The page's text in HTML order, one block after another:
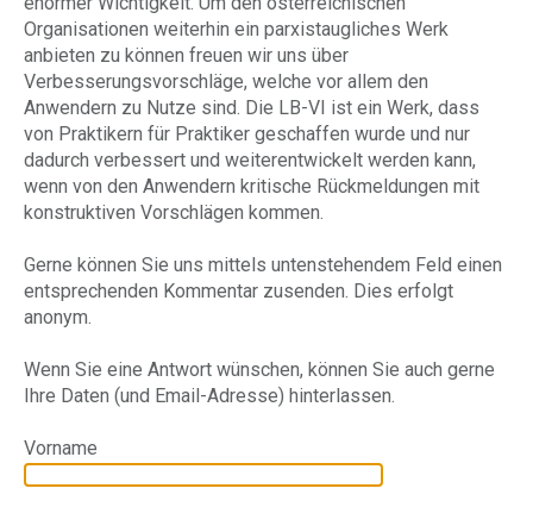
Organisationen weiterhin ein parxistaugliches Werk
anbieten zu können freuen wir uns über
Verbesserungsvorschläge, welche vor allem den
Anwendern zu Nutze sind. Die LB-VI ist ein Werk, dass
von Praktikern für Praktiker geschaffen wurde und nur
dadurch verbessert und weiterentwickelt werden kann,
wenn von den Anwendern kritische Rückmeldungen mit
konstruktiven Vorschlägen kommen.
Gerne können Sie uns mittels untenstehendem Feld einen
entsprechenden Kommentar zusenden. Dies erfolgt
anonym.
Wenn Sie eine Antwort wünschen, können Sie auch gerne
Ihre Daten (und Email-Adresse) hinterlassen.
Vorname